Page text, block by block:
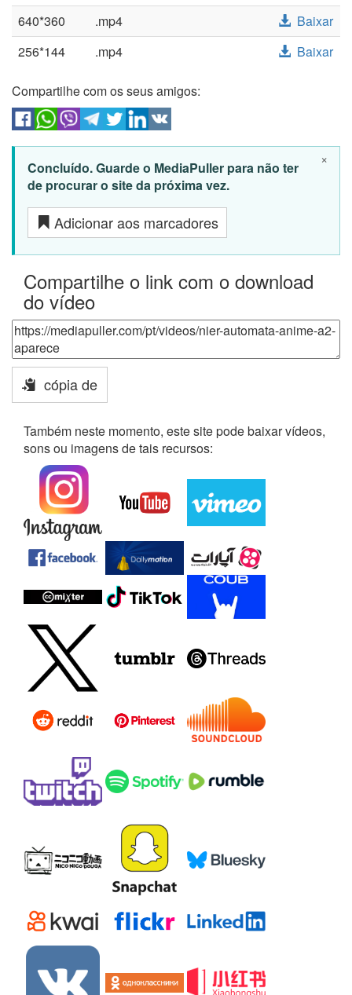
640*360
.mp4
Baixar
256*144
.mp4 Baixar
Compartilhe com os seus amigos:
×
Concluído. Guarde o MediaPuller para não ter
de procurar o site da próxima vez.
Adicionar aos marcadores
Compartilhe o link com o download
do vídeo
cópia de
Também neste momento, este site pode baixar vídeos,
sons ou imagens de tais recursos: